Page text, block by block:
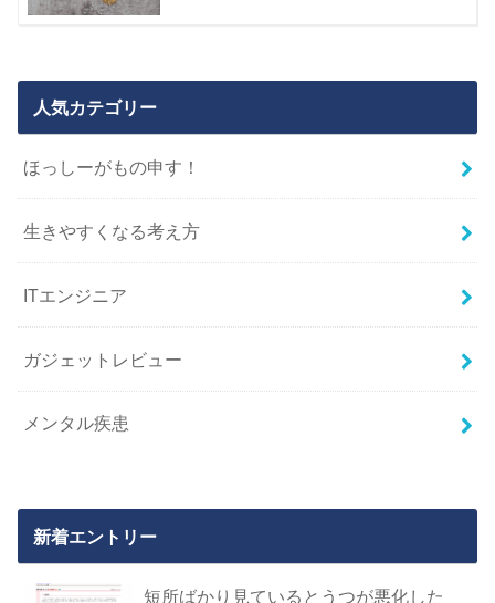
人気カテゴリー
ほっしーがもの申す！
生きやすくなる考え方
ITエンジニア
ガジェットレビュー
メンタル疾患
新着エントリー
短所ばかり見ているとうつが悪化した